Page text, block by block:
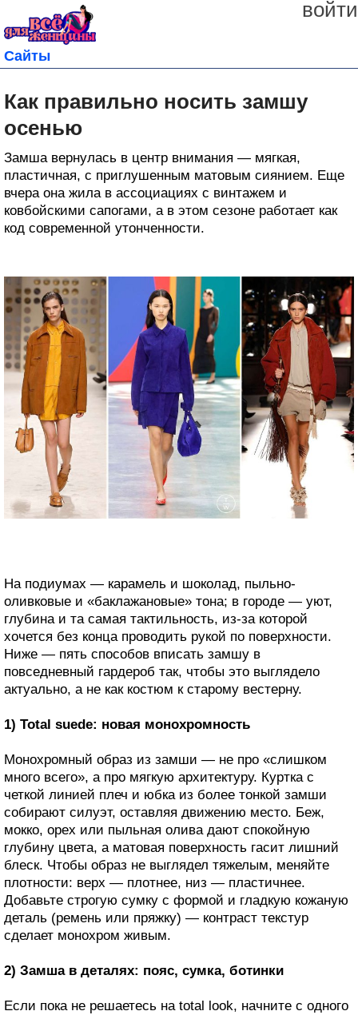
войти
Сайты
Как правильно носить замшу
осенью
Замша вернулась в центр внимания — мягкая,
пластичная, с приглушенным матовым сиянием. Еще
вчера она жила в ассоциациях с винтажем и
ковбойскими сапогами, а в этом сезоне работает как
код современной утонченности.
На подиумах — карамель и шоколад, пыльно-
оливковые и «баклажановые» тона; в городе — уют,
глубина и та самая тактильность, из-за которой
хочется без конца проводить рукой по поверхности.
Ниже — пять способов вписать замшу в
повседневный гардероб так, чтобы это выглядело
актуально, а не как костюм к старому вестерну.
1) Total suede: новая монохромность
Монохромный образ из замши — не про «слишком
много всего», а про мягкую архитектуру. Куртка с
четкой линией плеч и юбка из более тонкой замши
собирают силуэт, оставляя движению место. Беж,
мокко, орех или пыльная олива дают спокойную
глубину цвета, а матовая поверхность гасит лишний
блеск. Чтобы образ не выглядел тяжелым, меняйте
плотности: верх — плотнее, низ — пластичнее.
Добавьте строгую сумку с формой и гладкую кожаную
деталь (ремень или пряжку) — контраст текстур
сделает монохром живым.
2) Замша в деталях: пояс, сумка, ботинки
Если пока не решаетесь на total look, начните с одного